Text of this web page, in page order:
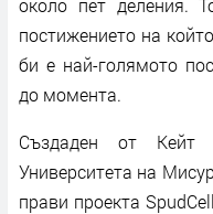
около пет деления.
постижението на
би е най-голямото
до момента.
Създаден от Кейт
Университета на
прави проекта